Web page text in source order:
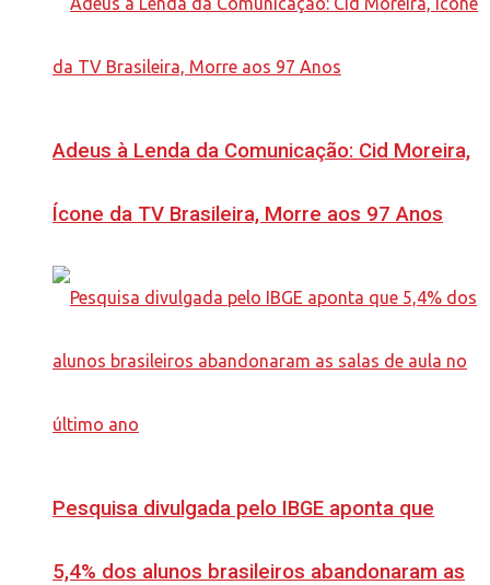
Adeus à Lenda da Comunicação: Cid Moreira,
Ícone da TV Brasileira, Morre aos 97 Anos
Pesquisa divulgada pelo IBGE aponta que
5,4% dos alunos brasileiros abandonaram as